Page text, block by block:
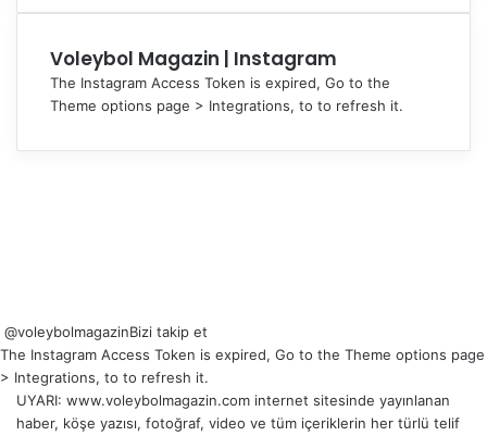
Voleybol Magazin | Instagram
The Instagram Access Token is expired, Go to the
Theme options page > Integrations, to to refresh it.
@voleybolmagazinBizi takip et
The Instagram Access Token is expired, Go to the Theme options page
> Integrations, to to refresh it.
UYARI: www.voleybolmagazin.com internet sitesinde yayınlanan
haber, köşe yazısı, fotoğraf, video ve tüm içeriklerin her türlü telif